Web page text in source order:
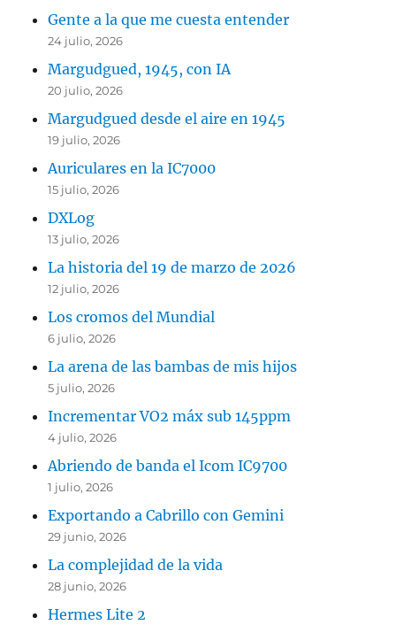
Gente a la que me cuesta entender
24 julio, 2026
Margudgued, 1945, con IA
20 julio, 2026
Margudgued desde el aire en 1945
19 julio, 2026
Auriculares en la IC7000
15 julio, 2026
DXLog
13 julio, 2026
La historia del 19 de marzo de 2026
12 julio, 2026
Los cromos del Mundial
6 julio, 2026
La arena de las bambas de mis hijos
5 julio, 2026
Incrementar VO2 máx sub 145ppm
4 julio, 2026
Abriendo de banda el Icom IC9700
1 julio, 2026
Exportando a Cabrillo con Gemini
29 junio, 2026
La complejidad de la vida
28 junio, 2026
Hermes Lite 2